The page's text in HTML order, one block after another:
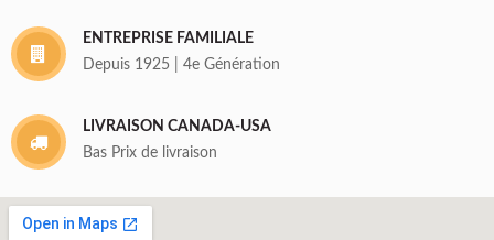
ENTREPRISE FAMILIALE
Depuis 1925 | 4e Génération
LIVRAISON CANADA-USA
Bas Prix de livraison